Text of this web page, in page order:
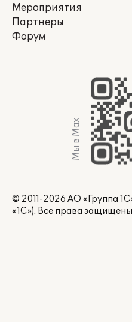
Мероприятия
Партнеры
Форум
Мы в Max
© 2011-2026 АО «Группа
«1С»). Все права